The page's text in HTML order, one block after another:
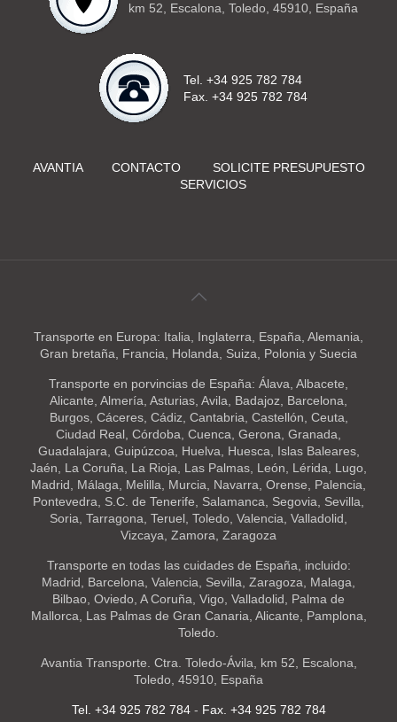
km 52, Escalona, Toledo, 45910, España
Tel. +34 925 782 784
Fax. +34 925 782 784
AVANTIA CONTACTO
SOLICITE PRESUPUESTO
SERVICIOS
Transporte en Europa: Italia, Inglaterra, España, Alemania,
Gran bretaña, Francia, Holanda, Suiza, Polonia y Suecia
Transporte en porvincias de España: Álava, Albacete,
Alicante, Almería, Asturias, Avila, Badajoz, Barcelona,
Burgos, Cáceres, Cádiz, Cantabria, Castellón, Ceuta,
Ciudad Real, Córdoba, Cuenca, Gerona, Granada,
Guadalajara, Guipúzcoa, Huelva, Huesca, Islas Baleares,
Jaén, La Coruña, La Rioja, Las Palmas, León, Lérida, Lugo,
Madrid, Málaga, Melilla, Murcia, Navarra, Orense, Palencia,
Pontevedra, S.C. de Tenerife, Salamanca, Segovia, Sevilla,
Soria, Tarragona, Teruel, Toledo, Valencia, Valladolid,
Vizcaya, Zamora, Zaragoza
Transporte en todas las cuidades de España, incluido:
Madrid, Barcelona, Valencia, Sevilla, Zaragoza, Malaga,
Bilbao, Oviedo, A Coruña, Vigo, Valladolid, Palma de
Mallorca, Las Palmas de Gran Canaria, Alicante, Pamplona,
Toledo.
Avantia Transporte. Ctra. Toledo-Ávila, km 52, Escalona,
Toledo, 45910, España
Tel. +34 925 782 784- Fax. +34 925 782 784